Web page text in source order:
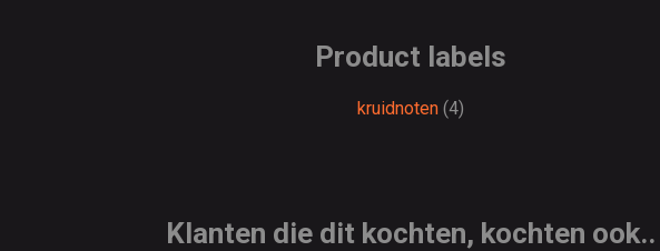
Product labels
kruidnoten (4)
Klanten die dit kochten, kochten ook..